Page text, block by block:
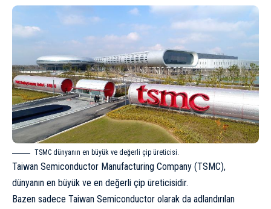
TSMC dünyanın en büyük ve değerli çip üreticisi.
Taiwan Semiconductor Manufacturing Company (TSMC),
dünyanın en büyük ve en değerli çip üreticisidir.
Bazen sadece Taiwan Semiconductor olarak da adlandırılan